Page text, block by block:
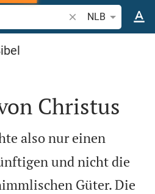
Bibelstelle oder
NLB
Christus
also nur einen
und nicht die
Güter. Die